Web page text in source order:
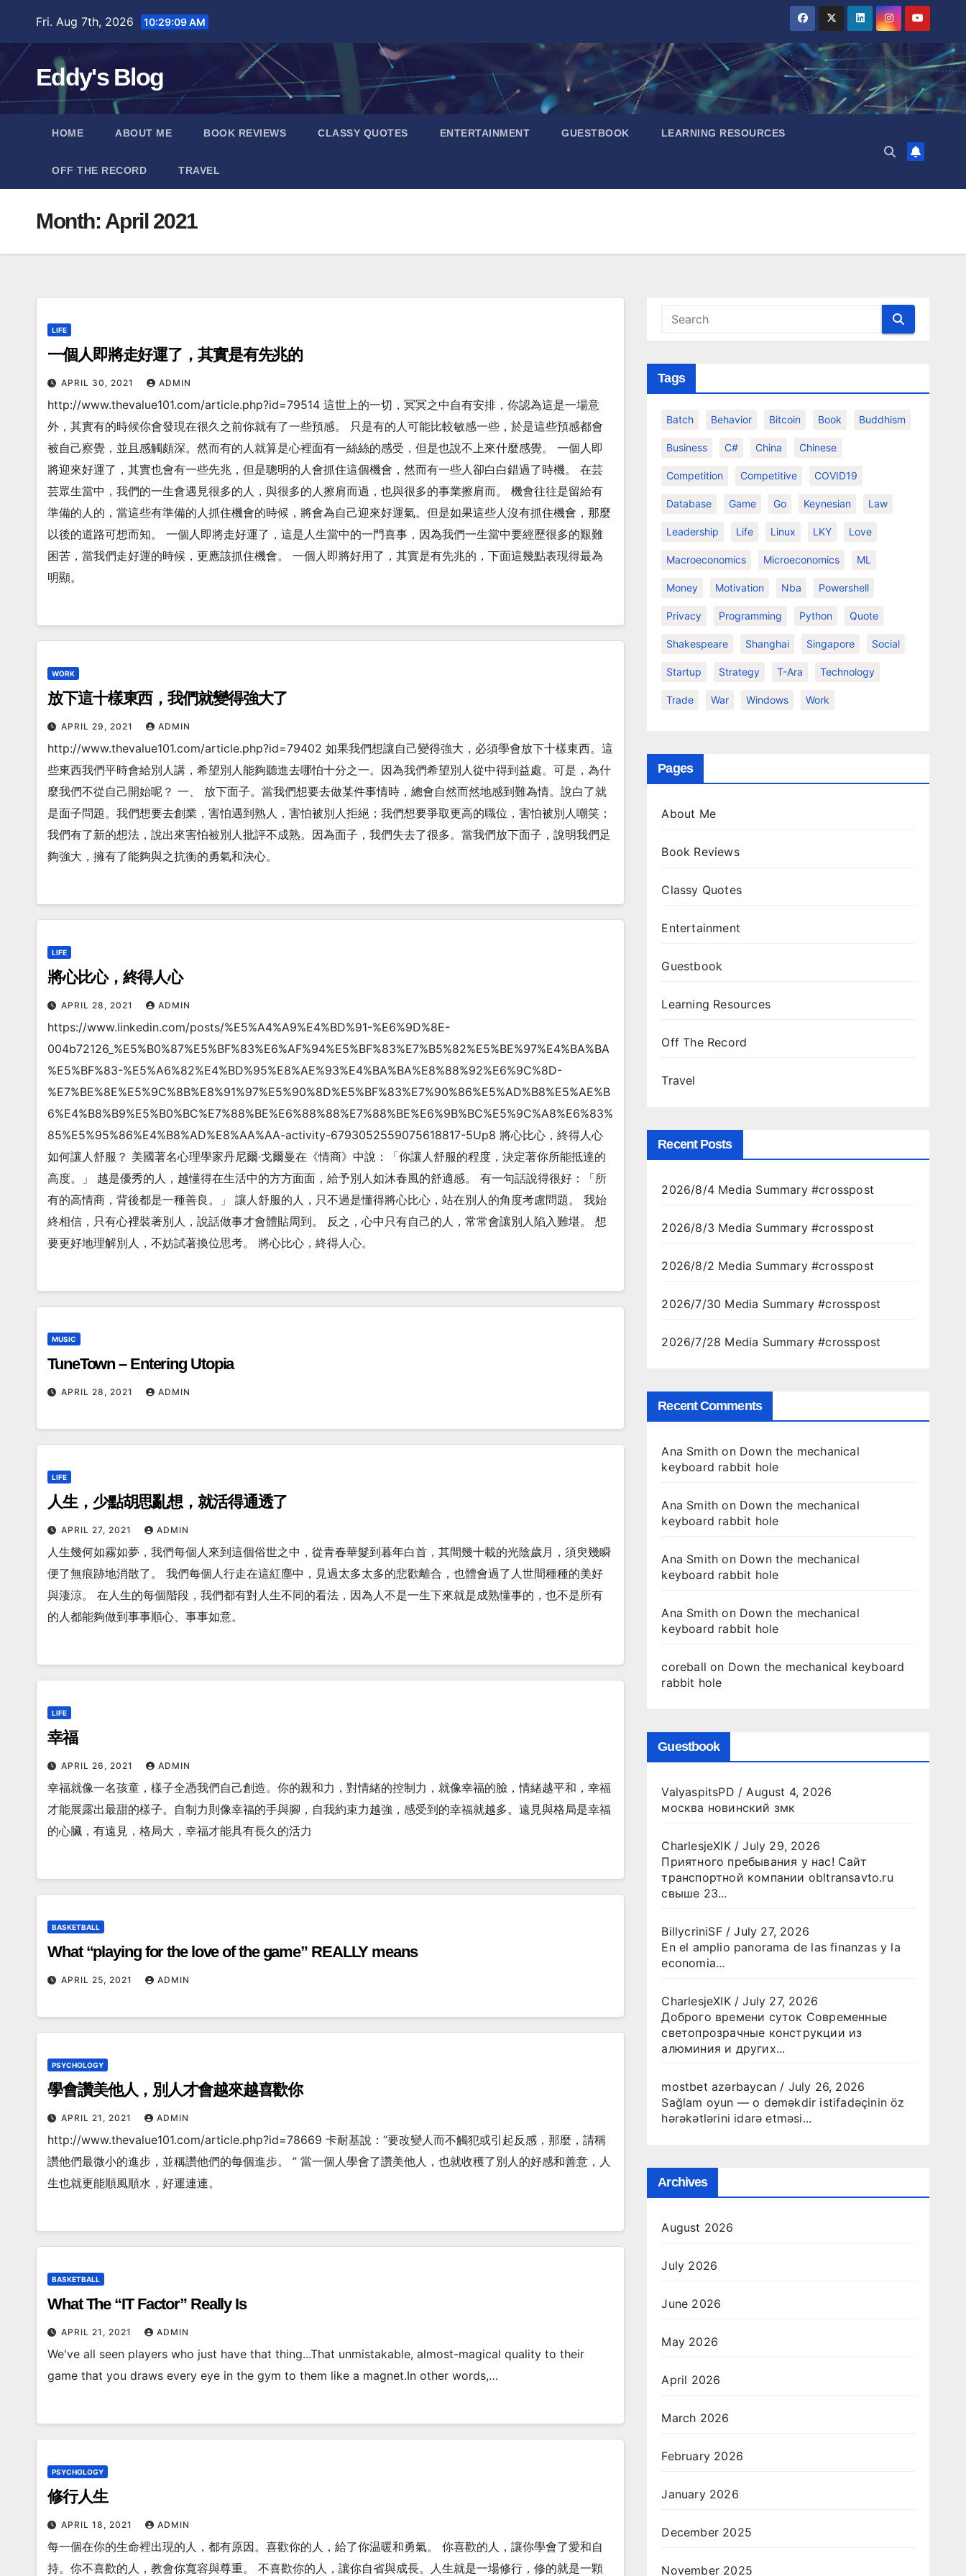
content
Fri. Aug 7th, 2026 10:29:10 AM
Eddy's Blog
HOME ABOUT ME BOOK REVIEWS CLASSY QUOTES ENTERTAINMENT GUESTBOOK LEARNING RESOURCES
OFF THE RECORD TRAVEL
Month: April 2021
LIFE
一個人即將走好運了，其實是有先兆的
APRIL 30, 2021 ADMIN
http://www.thevalue101.com/article.php?id=79514 這世上的一切，冥冥之中自有安排，你認為這是一場意
外，其實有的時候你會發現在很久之前你就有了一些預感。 只是有的人可能比較敏感一些，於是這些預感都會
被自己察覺，並且感觸頗深。然而有的人就算是心裡面有一絲絲的感受，但是也說不上來什麼感覺。 一個人即
將迎來好運了，其實也會有一些先兆，但是聰明的人會抓住這個機會，然而有一些人卻白白錯過了時機。 在芸
芸眾生當中，我們的一生會遇見很多的人，與很多的人擦肩而過，也與很多的事業擦肩而。 機會往往是留給有
準備的人的，當這些有準備的人抓住機會的時候，將會為自己迎來好運氣。但是如果這些人沒有抓住機會，那麼
以後的道路可想而知。 一個人即將走好運了，這是人生當中的一門喜事，因為我們一生當中要經歷很多的艱難
困苦，當我們走好運的時候，更應該抓住機會。 一個人即將好用了，其實是有先兆的，下面這幾點表現得最為
明顯。
WORK
放下這十樣東西，我們就變得強大了
APRIL 29, 2021 ADMIN
http://www.thevalue101.com/article.php?id=79402 如果我們想讓自己變得強大，必須學會放下十樣東西。這
些東西我們平時會給別人講，希望別人能夠聽進去哪怕十分之一。因為我們希望別人從中得到益處。可是，為什
麼我們不從自己開始呢？ 一、 放下面子。當我們想要去做某件事情時，總會自然而然地感到難為情。說白了就
是面子問題。我們想要去創業，害怕遇到熟人，害怕被別人拒絕；我們想要爭取更高的職位，害怕被別人嘲笑；
我們有了新的想法，說出來害怕被別人批評不成熟。因為面子，我們失去了很多。當我們放下面子，說明我們足
夠強大，擁有了能夠與之抗衡的勇氣和決心。
LIFE
將心比心，終得人心
APRIL 28, 2021 ADMIN
https://www.linkedin.com/posts/%E5%A4%A9%E4%BD%91-%E6%9D%8E-
004b72126_%E5%B0%87%E5%BF%83%E6%AF%94%E5%BF%83%E7%B5%82%E5%BE%97%E4%BA%BA
%E5%BF%83-%E5%A6%82%E4%BD%95%E8%AE%93%E4%BA%BA%E8%88%92%E6%9C%8D-
%E7%BE%8E%E5%9C%8B%E8%91%97%E5%90%8D%E5%BF%83%E7%90%86%E5%AD%B8%E5%AE%B
6%E4%B8%B9%E5%B0%BC%E7%88%BE%E6%88%88%E7%88%BE%E6%9B%BC%E5%9C%A8%E6%83%
85%E5%95%86%E4%B8%AD%E8%AA%AA-activity-6793052559075618817-5Up8 將心比心，終得人心
如何讓人舒服？ 美國著名心理學家丹尼爾·戈爾曼在《情商》中說：「你讓人舒服的程度，決定著你所能抵達的
高度。」 越是優秀的人，越懂得在生活中的方方面面，給予別人如沐春風的舒適感。 有一句話說得很好：「所
有的高情商，背後都是一種善良。」 讓人舒服的人，只不過是懂得將心比心，站在別人的角度考慮問題。 我始
終相信，只有心裡裝著別人，說話做事才會體貼周到。 反之，心中只有自己的人，常常會讓別人陷入難堪。 想
要更好地理解別人，不妨試著換位思考。 將心比心，終得人心。
MUSIC
TuneTown – Entering Utopia
APRIL 28, 2021 ADMIN
LIFE
人生，少點胡思亂想，就活得通透了
APRIL 27, 2021 ADMIN
人生幾何如霧如夢，我們每個人來到這個俗世之中，從青春華髮到暮年白首，其間幾十載的光陰歲月，須臾幾瞬
便了無痕跡地消散了。 我們每個人行走在這紅塵中，見過太多太多的悲歡離合，也體會過了人世間種種的美好
與淒涼。 在人生的每個階段，我們都有對人生不同的看法，因為人不是一生下來就是成熟懂事的，也不是所有
的人都能夠做到事事順心、事事如意。
LIFE
幸福
APRIL 26, 2021 ADMIN
幸福就像一名孩童，樣子全憑我們自己創造。你的親和力，對情緒的控制力，就像幸福的臉，情緒越平和，幸福
才能展露出最甜的樣子。自制力則像幸福的手與腳，自我約束力越強，感受到的幸福就越多。遠見與格局是幸福
的心臟，有遠見，格局大，幸福才能具有長久的活力
BASKETBALL
What “playing for the love of the game” REALLY means
APRIL 25, 2021 ADMIN
PSYCHOLOGY
學會讚美他人，別人才會越來越喜歡你
APRIL 21, 2021 ADMIN
http://www.thevalue101.com/article.php?id=78669 卡耐基說：“要改變人而不觸犯或引起反感，那麼，請稱
讚他們最微小的進步，並稱讚他們的每個進步。 ” 當一個人學會了讚美他人，也就收穫了別人的好感和善意，人
生也就更能順風順水，好運連連。
BASKETBALL
What The “IT Factor” Really Is
APRIL 21, 2021 ADMIN
We've all seen players who just have that thing...That unmistakable, almost-magical quality to their
game that you draws every eye in the gym to them like a magnet.In other words,…
PSYCHOLOGY
修行人生
APRIL 18, 2021 ADMIN
每一個在你的生命裡出現的人，都有原因。喜歡你的人，給了你温暖和勇氣。 你喜歡的人，讓你學會了愛和自
持。你不喜歡的人，教會你寬容與尊重。 不喜歡你的人，讓你自省與成長。人生就是一場修行，修的就是一顆
Tags
Batch Behavior Bitcoin Book Buddhism
Business C# China Chinese
Competition Competitive COVID19
Database Game Go Keynesian Law
Leadership Life Linux LKY Love
Macroeconomics Microeconomics ML
Money Motivation Nba Powershell
Privacy Programming Python Quote
Shakespeare Shanghai Singapore Social
Startup Strategy T-Ara Technology
Trade War Windows Work
Pages
About Me
Book Reviews
Classy Quotes
Entertainment
Guestbook
Learning Resources
Off The Record
Travel
Recent Posts
2026/8/4 Media Summary #crosspost
2026/8/3 Media Summary #crosspost
2026/8/2 Media Summary #crosspost
2026/7/30 Media Summary #crosspost
2026/7/28 Media Summary #crosspost
Recent Comments
Ana Smith on Down the mechanical
keyboard rabbit hole
Ana Smith on Down the mechanical
keyboard rabbit hole
Ana Smith on Down the mechanical
keyboard rabbit hole
Ana Smith on Down the mechanical
keyboard rabbit hole
coreball on Down the mechanical keyboard
rabbit hole
Guestbook
ValyaspitsPD /August 4, 2026
москва новинский змк
CharlesjeXIK/July 29, 2026
Приятного пребывания у нас! Сайт
транспортной компании obltransavto.ru
свыше 23...
BillycriniSF/July 27, 2026
En el amplio panorama de las finanzas y la
economia...
CharlesjeXIK/July 27, 2026
Доброго времени суток Современные
светопрозрачные конструкции из
алюминия и других...
mostbet azərbaycan/ July 26, 2026
Sağlam oyun — o deməkdir istifadəçinin öz
hərəkətlərini idarə etməsi...
Archives
August 2026
July 2026
June 2026
May 2026
April 2026
March 2026
February 2026
January 2026
December 2025
November 2025